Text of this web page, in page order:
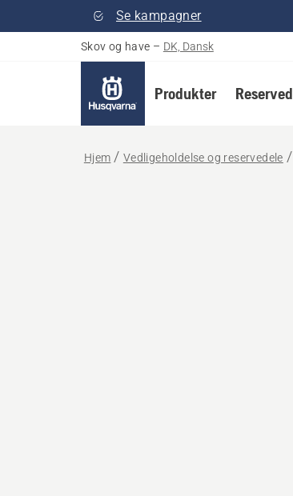
Se kampagner
Skov og have – DK, Dansk
Produkter
Hjem Vedligeholdelse og reservedele